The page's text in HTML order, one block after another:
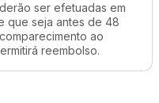
ser efetuadas em
que seja antes de 48
ao
reembolso.